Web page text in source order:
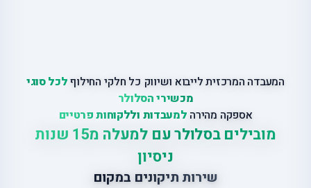
המעבדה המרכזית לייבוא ושיווק כל חלקי החילוףלכל סוגי
מכשירי הסלולר
אספקה מהירה למעבדות וללקוחות פרטיים
מובילים בסלולר עם למעלה מ15 שנות
ניסיון
שירות תיקונים במקום